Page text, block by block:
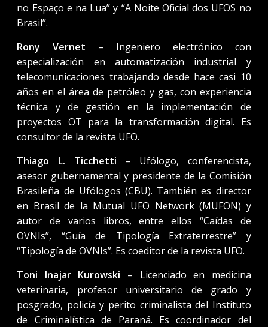
no Espaço e na Lua” y “A Noite Oficial dos UFOS no
Brasil”.
Rony Vernet – Ingeniero electrónico con
especialización en automatización industrial y
telecomunicaciones trabajando desde hace casi 10
años en el área de petróleo y gas, con experiencia
técnica y de gestión en la implementación de
proyectos OT para la transformación digital. Es
consultor de la revista UFO.
Thiago L. Ticchetti – Ufólogo, conferencista,
asesor gubernamental y presidente de la Comisión
Brasileña de Ufólogos (CBU). También es director
en Brasil de la Mutual UFO Network (MUFON) y
autor de varios libros, entre ellos “Caídas de
OVNIs”, “Guía de Tipología Extraterrestre” y
“Tipología de OVNIs”. Es coeditor de la revista UFO.
Toni Inajar Kurowski – Licenciado en medicina
veterinaria, profesor universitario de grado y
posgrado, policía y perito criminalista del Instituto
de Criminalística de Paraná. Es coordinador del